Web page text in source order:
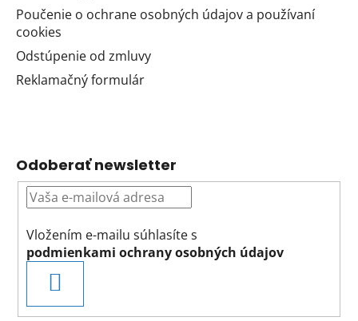
Poučenie o ochrane osobných údajov a používaní
cookies
Odstúpenie od zmluvy
Reklamačný formulár
Odoberať newsletter
Vložením e-mailu súhlasíte s
podmienkami ochrany osobných údajov
SA